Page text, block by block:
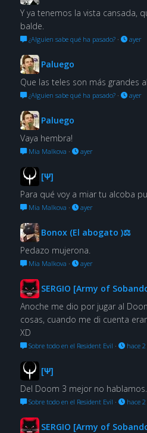
Y ya tenemos la vista cansada,
balde.
¿Alguien sabe qué ha pasado?· ayer
Paluego
Que las teles son más grandes
¿Alguien sabe qué ha pasado?· ayer
Paluego
Vaya hembra!
Mia Malkova · ayer
[Ψ]
Para qué voy a miar tu alcoba
Mia Malkova · ayer
Bonox (El abogato )⚖
Pedazo mujerona.
Mia Malkova · ayer
SERGIO [Army of
Anoche me dio por jugar al
cosas, cuando me di cuenta
XD
Sobre todo en el Resident Evil · hace 2
[Ψ]
Del Doom 3 mejor no hablamos.
Sobre todo en el Resident Evil · hace 2
SERGIO [Army of